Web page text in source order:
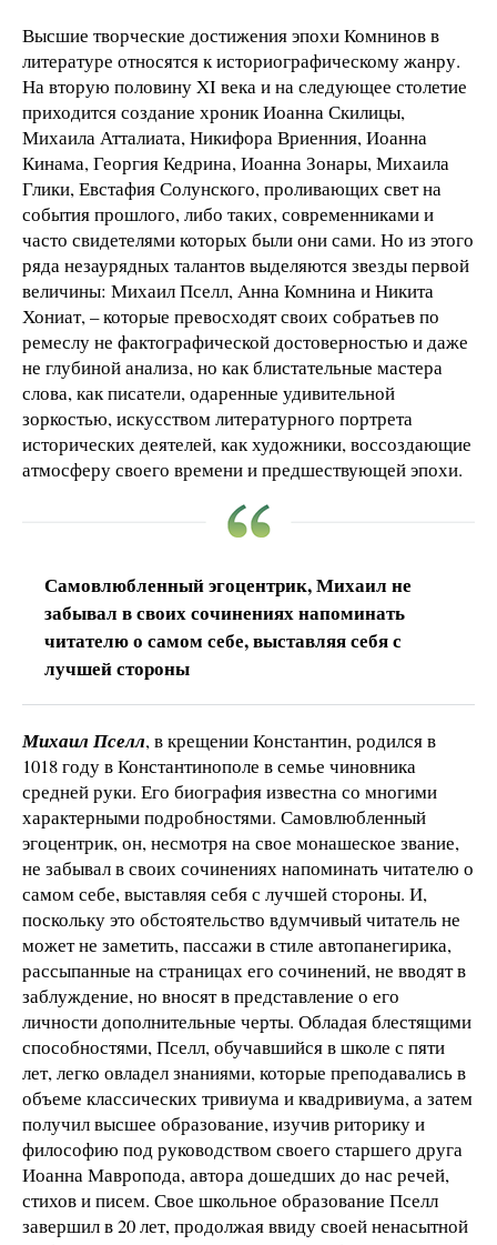
Высшие творческие достижения эпохи Комнинов в
литературе относятся к историографическому жанру.
На вторую половину XI века и на следующее столетие
приходится создание хроник Иоанна Скилицы,
Михаила Атталиата, Никифора Вриенния, Иоанна
Кинама, Георгия Кедрина, Иоанна Зонары, Михаила
Глики, Евстафия Солунского, проливающих свет на
события прошлого, либо таких, современниками и
часто свидетелями которых были они сами. Но из этого
ряда незаурядных талантов выделяются звезды первой
величины: Михаил Пселл, Анна Комнина и Никита
Хониат, – которые превосходят своих собратьев по
ремеслу не фактографической достоверностью и даже
не глубиной анализа, но как блистательные мастера
слова, как писатели, одаренные удивительной
зоркостью, искусством литературного портрета
исторических деятелей, как художники, воссоздающие
атмосферу своего времени и предшествующей эпохи.
Самовлюбленный эгоцентрик, Михаил не
забывал в своих сочинениях напоминать
читателю о самом себе, выставляя себя с
лучшей стороны
Михаил Пселл, в крещении Константин, родился в
1018 году в Константинополе в семье чиновника
средней руки. Его биография известна со многими
характерными подробностями. Самовлюбленный
эгоцентрик, он, несмотря на свое монашеское звание,
не забывал в своих сочинениях напоминать читателю о
самом себе, выставляя себя с лучшей стороны. И,
поскольку это обстоятельство вдумчивый читатель не
может не заметить, пассажи в стиле автопанегирика,
рассыпанные на страницах его сочинений, не вводят в
заблуждение, но вносят в представление о его
личности дополнительные черты. Обладая блестящими
способностями, Пселл, обучавшийся в школе с пяти
лет, легко овладел знаниями, которые преподавались в
объеме классических тривиума и квадривиума, а затем
получил высшее образование, изучив риторику и
философию под руководством своего старшего друга
Иоанна Мавропода, автора дошедших до нас речей,
стихов и писем. Свое школьное образование Пселл
завершил в 20 лет, продолжая ввиду своей ненасытной